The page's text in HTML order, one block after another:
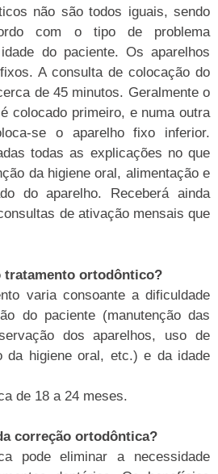
não são todos iguais, sendo
com o tipo de problema
do paciente. Os aparelhos
A consulta de colocação do
de 45 minutos. Geralmente o
colocado primeiro, e numa outra
se o aparelho fixo inferior.
todas as explicações no que
da higiene oral, alimentação e
do aparelho. Receberá ainda
de ativação mensais que
tratamento ortodôntico?
varia consoante a dificuldade
do paciente (manutenção das
dos aparelhos, uso de
da higiene oral, etc.) e da idade
de 18 a 24 meses.
correção ortodôntica?
pode eliminar a necessidade